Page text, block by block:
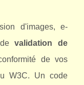
d'images, e-
devalidation de
de vos
W3C. Un code